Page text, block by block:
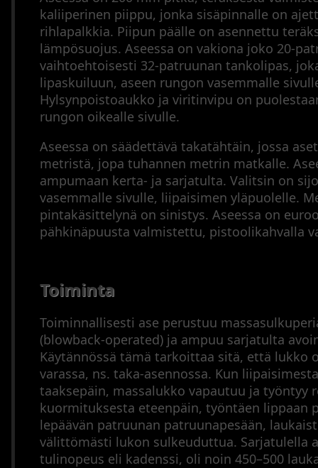
Muut
varusteet
Metsästysperinteet
Updates
Sitemap
Cookie
Policy
kaliiperinen piippu, jonka sisäpinnalle on
rihlapalkkia. Piipun päälle on asennettu
lämpösuojus. Aseessa on vakiona joko 20-
vaihtoehtoisesti 32-patruunan tankolipas,
lipaskuiluun, aseen rungon vasemmalle
Hylsynpoistoaukko ja viritinvipu on
rungon oikealle sivulle.
Aseessa on säädettävä takatähtäin, jossa
metristä, jopa tuhannen metrin matkalle.
ampumaan kerta- ja sarjatulta. Valitsin on
vasemmalle sivulle, liipaisimen yläpuolelle.
pintakäsittelynä on sinistys. Aseessa on
pähkinäpuusta valmistettu, pistoolikahvalla
Toiminta
Toiminnallisesti ase perustuu
(blowback-operated) ja ampuu sarjatulta
Käytännössä tämä tarkoittaa sitä, että lukko
varassa, ns. taka-asennossa. Kun
taaksepäin, massalukko vapautuu ja työntyy
kuormituksesta eteenpäin, työntäen lippaan
lepäävän patruunan patruunapesään,
välittömästi lukon sulkeuduttua. Sarjatulella
tulinopeus eli kadenssi, oli noin 450–500